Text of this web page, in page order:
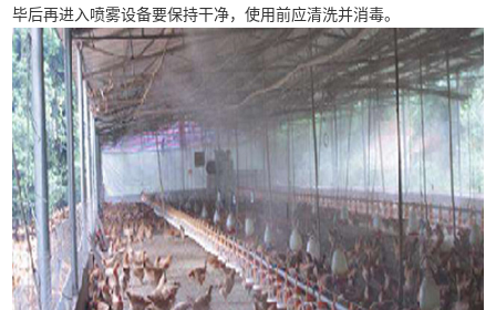
毕后再进入喷雾设备要保持干净，使用前应清洗并消毒。